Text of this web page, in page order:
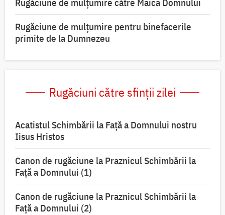
Rugăciune de mulţumire către Maica Domnului
Rugăciune de mulțumire pentru binefacerile
primite de la Dumnezeu
Rugăciuni către sfinții zilei
Acatistul Schimbării la Faţă a Domnului nostru
Iisus Hristos
Canon de rugăciune la Praznicul Schimbării la
Faţă a Domnului (1)
Canon de rugăciune la Praznicul Schimbării la
Faţă a Domnului (2)